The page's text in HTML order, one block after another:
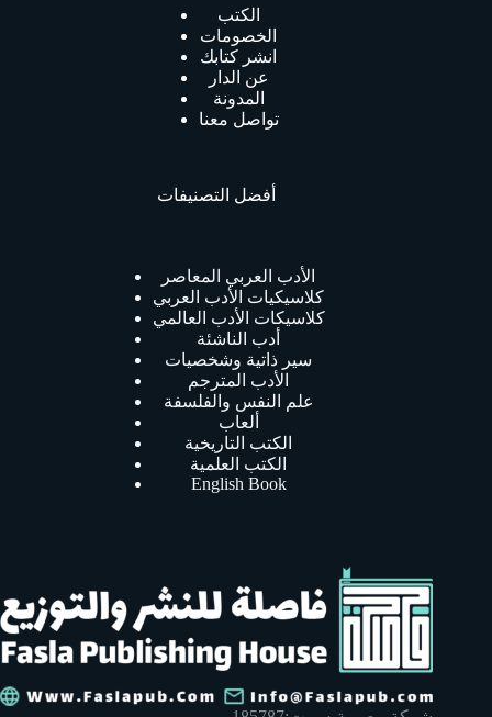
الكتب
الخصومات
انشر كتابك
عن الدار
المدونة
تواصل معنا
أفضل التصنيفات
الأدب العربي المعاصر
كلاسيكيات الأدب العربي
كلاسيكات الأدب العالمي
أدب الناشئة
سير ذاتية وشخصيات
الأدب المترجم
علم النفس والفلسفة
ألعاب
الكتب التاريخية
الكتب العلمية
English Book